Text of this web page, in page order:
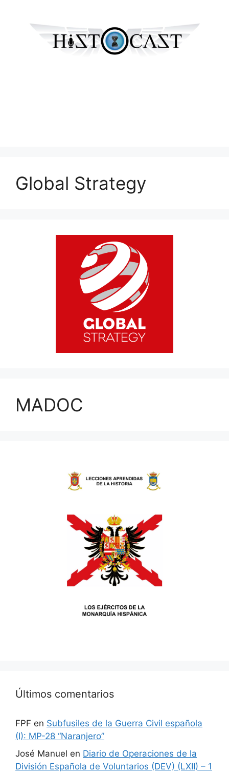
Global Strategy
MADOC
Últimos comentarios
FPF en Subfusiles de la Guerra Civil española
(I): MP-28 “Naranjero”
José Manuel en Diario de Operaciones de la
División Española de Voluntarios (DEV) (LXII) – 1